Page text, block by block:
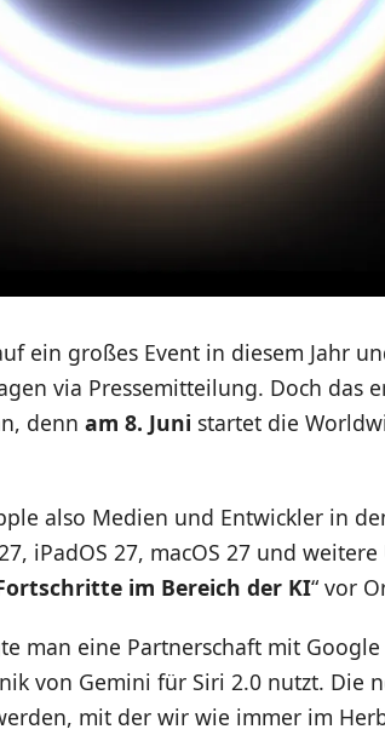
ein großes Event in diesem Jahr
via Pressemitteilung. Doch das
denn am 8. Juni startet die
also Medien und Entwickler in
iPadOS 27, macOS 27 und
im Bereich der KI“ vor
man eine Partnerschaft mit
von Gemini für Siri 2.0 nutzt. Die
mit der wir wie immer im